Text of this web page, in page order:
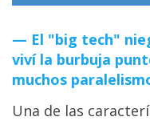
El "big tech"
viví la burbuja
muchos
Una de las